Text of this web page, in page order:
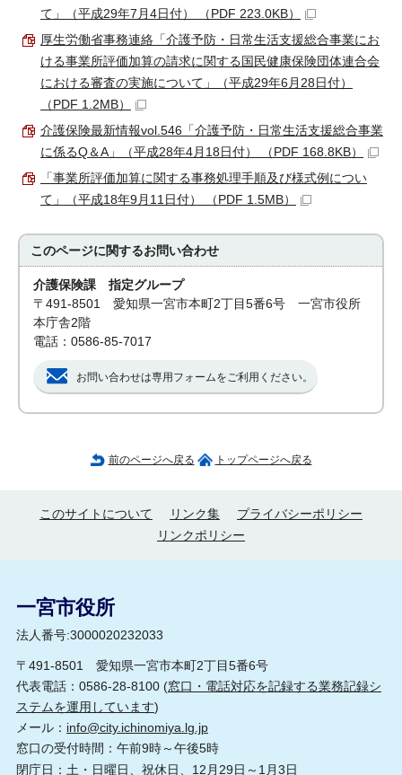
て」（平成29年7月4日付） （PDF 223.0KB）
厚生労働省事務連絡「介護予防・日常生活支援総合事業にお
ける事業所評価加算の請求に関する国民健康保険団体連合会
における審査の実施について」（平成29年6月28日付）
（PDF 1.2MB）
介護保険最新情報vol.546「介護予防・日常生活支援総合事業
に係るQ＆A」（平成28年4月18日付） （PDF 168.8KB）
「事業所評価加算に関する事務処理手順及び様式例につい
て」（平成18年9月11日付） （PDF 1.5MB）
このページに関するお問い合わせ
介護保険課 指定グループ
〒491-8501 愛知県一宮市本町2丁目5番6号 一宮市役所
本庁舎2階
電話：0586-85-7017
お問い合わせは専用フォームをご利用ください。
前のページへ戻る トップページへ戻る
このサイトについて リンク集
プライバシーポリシー
リンクポリシー
一宮市役所
法人番号:3000020232033
〒491-8501 愛知県一宮市本町2丁目5番6号
代表電話：0586-28-8100 (窓口・電話対応を記録する業務記録シ
ステムを運用しています)
メール： info@city.ichinomiya.lg.jp
窓口の受付時間：午前9時～午後5時
閉庁日：土・日曜日、祝休日、12月29日～1月3日